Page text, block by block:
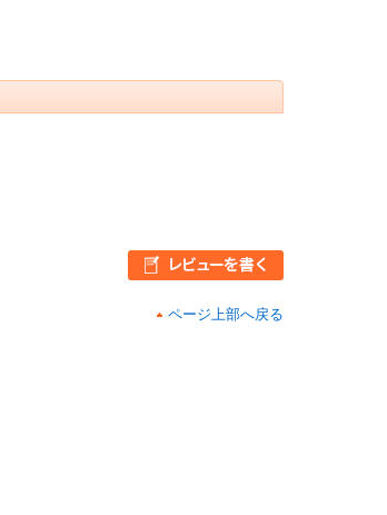
ページ上部へ戻る